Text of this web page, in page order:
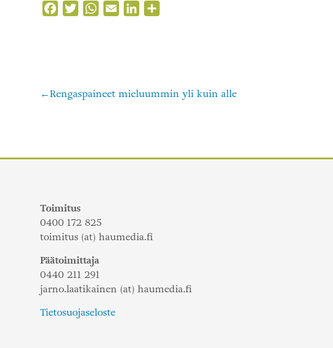
FacebookTwitterWhatsApp
Email LinkedIn
Artikkelien
Rengaspaineet mieluummin yli kuin alle
Toimitus
0400 172 825
toimitus (at) haumedia.fi
Päätoimittaja
0440 211 291
jarno.laatikainen (at) haumedia.fi
Tietosuojaseloste